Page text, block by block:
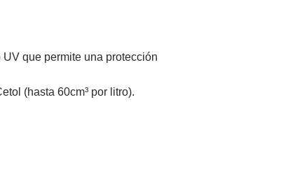
que permite una protección
(hasta 60cm³ por litro).